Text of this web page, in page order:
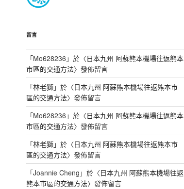
留言
「Mo628236 」於〈日本九州 阿蘇熊本機場往返熊本
市區的交通方法〉發佈留言
「林老獅」於〈日本九州 阿蘇熊本機場往返熊本市
區的交通方法〉發佈留言
「Mo628236 」於〈日本九州 阿蘇熊本機場往返熊本
市區的交通方法〉發佈留言
「林老獅」於〈日本九州 阿蘇熊本機場往返熊本市
區的交通方法〉發佈留言
「Joannie Cheng 」於〈日本九州 阿蘇熊本機場往返
熊本市區的交通方法〉發佈留言